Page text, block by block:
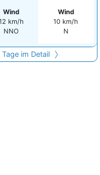
Wind
km/h
NNO
Wind
10 km/h
N
Tage im Detail